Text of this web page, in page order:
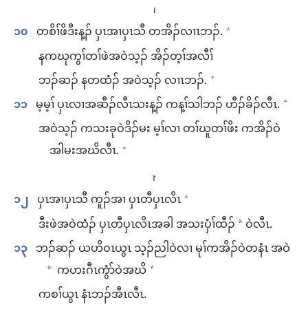
ו
၁၀ တစိၢ်ဖိ​ဒီး​န့ၣ်​ ပှၤအၢ​ပှၤသီ တအိၣ်​လၢၤဘၣ်. +
န​က​ဃုကွၢ်​တၢ်​ဖဲ​အဝဲသ့ၣ်​ အိၣ်တ့ၢ်​အလီၢ်
ဘၣ်ဆၣ်​ န​တထံၣ်​ အဝဲသ့ၣ်​ လၢၤဘၣ်. +
၁၁ မ့မ့ၢ် ပှၤလၢ​အ​ဆီၣ်​လီၤ​သး​န့ၣ်​ က​န့ၢ်သါ​ဘၣ်​ ဟီၣ်ခိၣ်​လီၤ. +
အဝဲသ့ၣ်​ က​သးခု​ဝဲ​ဒိၣ်မး မ့ၢ်​လၢ တၢ်ဃူ​တၢ်ဖိး က​အိၣ်​ဝဲ​
အါမး​အဃိ​လီၤ. +
ז
၁၂ ပှၤအၢ​ပှၤသီ ကူၣ်အၢ ပှၤတီ​ပှၤလိၤ +
ဒီး​ဖဲ​အ​ဝဲ​ထံၣ်​ ပှၤတီ​ပှၤလိၤ​အခါ အသး​ပှံၢ်ထီၣ် * ​ဝဲ​လီၤ.
၁၃ ဘၣ်ဆၣ်​ ယဟိဝၤ​ယွၤ သ့ၣ်ညါ​ဝဲ​လၢ မုၢ်​က​အိၣ်​ဝဲ​တနံၤ အဝဲ
* က​ဟးဂီၤ​ကွံာ်​ဝဲ​အဃိ +
ကစၢ်​ယွၤ နံၤ​ဘၣ်​အီၤ​လီၤ.